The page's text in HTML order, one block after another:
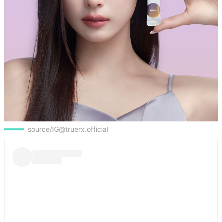
source/IG@truerx.official